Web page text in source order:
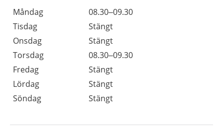
Måndag
08.30–09.30
Tisdag
Stängt
Onsdag
Stängt
Torsdag
08.30–09.30
Fredag
Stängt
Lördag
Stängt
Söndag
Stängt